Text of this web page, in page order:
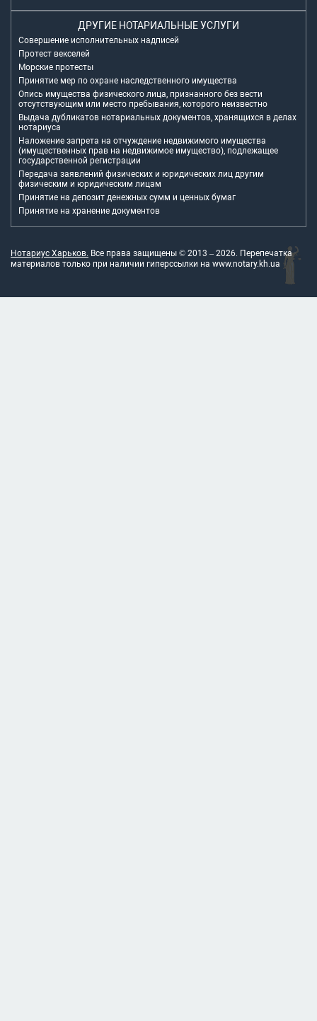
ДРУГИЕ НОТАРИАЛЬНЫЕ УСЛУГИ
Совершение исполнительных надписей
Протест векселей
Морские протесты
Принятие мер по охране наследственного имущества
Опись имущества физического лица, признанного без вести
отсутствующим или место пребывания, которого неизвестно
Выдача дубликатов нотариальных документов, хранящихся в делах
нотариуса
Наложение запрета на отчуждение недвижимого имущества
(имущественных прав на недвижимое имущество), подлежащее
государственной регистрации
Передача заявлений физических и юридических лиц другим
физическим и юридическим лицам
Принятие на депозит денежных сумм и ценных бумаг
Принятие на хранение документов
Нотариус Харьков. Все права защищены © 2013 – 2026. Перепечатка
материалов только при наличии гиперссылки на www.notary.kh.ua